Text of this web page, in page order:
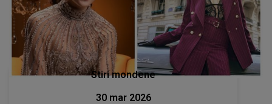
Stiri mondene
30 mar 2026